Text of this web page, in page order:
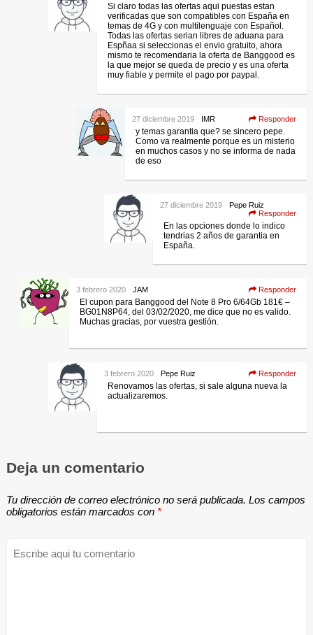
Si claro todas las ofertas aqui puestas estan
verificadas que son compatibles con España en
temas de 4G y con multilenguaje con Español.
Todas las ofertas serian libres de aduana para
Espñaa si seleccionas el envio gratuito, ahora
mismo te recomendaria la oferta de Banggood es
la que mejor se queda de precio y es una oferta
muy fiable y permite el pago por paypal.
IMR
27 diciembre 2019 Responder
y temas garantia que? se sincero pepe.
Como va realmente porque es un misterio
en muchos casos y no se informa de nada
de eso
Pepe Ruiz
27 diciembre 2019
Responder
En las opciones donde lo indico
tendrias 2 años de garantia en
España.
JAM
3 febrero 2020 Responder
El cupon para Banggood del Note 8 Pro 6/64Gb 181€ –
BG01N8P64, del 03/02/2020, me dice que no es valido.
Muchas gracias, por vuestra gestión.
Pepe Ruiz
3 febrero 2020 Responder
Renovamos las ofertas, si sale alguna nueva la
actualizaremos.
Deja un comentario
Tu dirección de correo electrónico no será publicada. Los campos
obligatorios están marcados con *